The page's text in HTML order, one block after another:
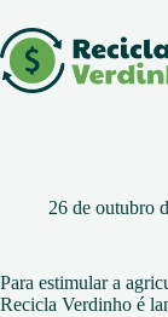
para
o
conteúdo
26 de outubro
Para estimular a
Recicla Verdinho é